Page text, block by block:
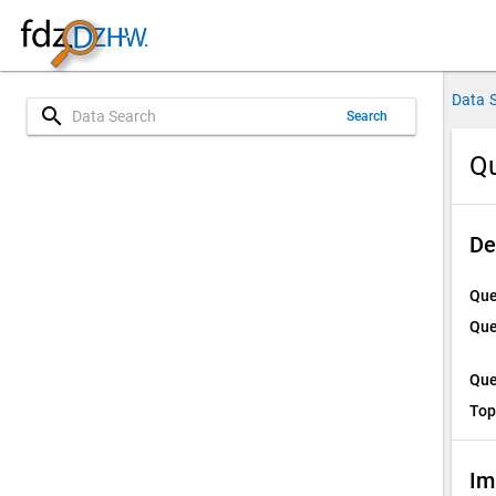
search Search
Data